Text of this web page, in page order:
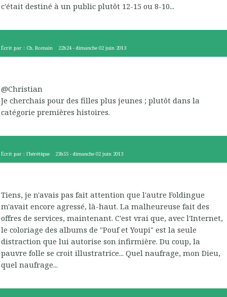
c'était destiné à un public plutôt 12-15 ou 8-10...
Écrit par : Ch. Romain 22h24 -dimanche 02 juin 2013
@Christian
Je cherchais pour des filles plus jeunes ; plutôt dans la
catégorie premières histoires.
Écrit par : l'hérétique 23h55 -dimanche 02 juin 2013
Tiens, je n'avais pas fait attention que l'autre Foldingue
m'avait encore agressé, là-haut. La malheureuse fait des
offres de services, maintenant. C'est vrai que, avec l'Internet,
le coloriage des albums de "Pouf et Youpi" est la seule
distraction que lui autorise son infirmière. Du coup, la
pauvre folle se croit illustratrice... Quel naufrage, mon Dieu,
quel naufrage...